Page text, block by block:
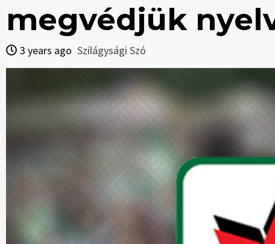
megvédjük
3 years ago Szilágysági Szó